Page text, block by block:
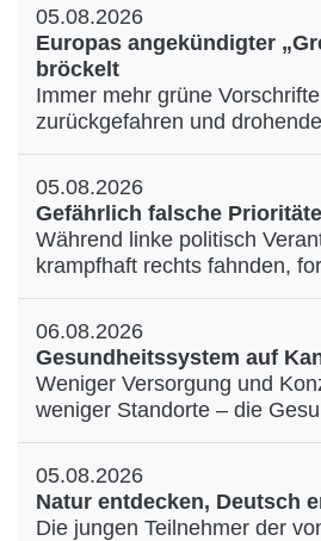
05.08.2026
Europas angekündigter
bröckelt
Immer mehr grüne
zurückgefahren und
05.08.2026
Gefährlich falsche
Während linke politisch
krampfhaft rechts fahnden,
06.08.2026
Gesundheitssystem auf
Weniger Versorgung und
weniger Standorte – die
05.08.2026
Natur entdecken, Deutsch
Die jungen Teilnehmer der